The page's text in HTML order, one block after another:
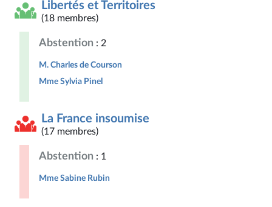
Libertés et Territoires
(18 membres)
Abstention : 2
M. Charles de Courson
Mme Sylvia Pinel
La France insoumise
(17 membres)
Abstention : 1
Mme Sabine Rubin